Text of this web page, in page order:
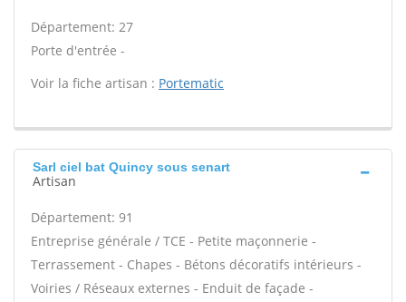
Département: 27
Porte d'entrée -
Voir la fiche artisan : Portematic
Sarl ciel bat Quincy sous senart
Artisan
Département: 91
Entreprise générale / TCE - Petite maçonnerie -
Terrassement - Chapes - Bétons décoratifs intérieurs -
Voiries / Réseaux externes - Enduit de façade -